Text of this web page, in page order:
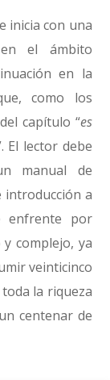
inicia con una
el ámbito
en la
como los
capítulo “es
El lector debe
manual de
introducción a
enfrente por
complejo, ya
veinticinco
la riqueza
centenar de